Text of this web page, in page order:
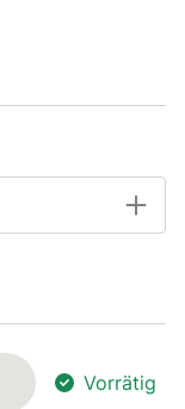
Vorrätig